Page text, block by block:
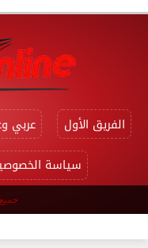
الفريق الأول عربي
سياسة